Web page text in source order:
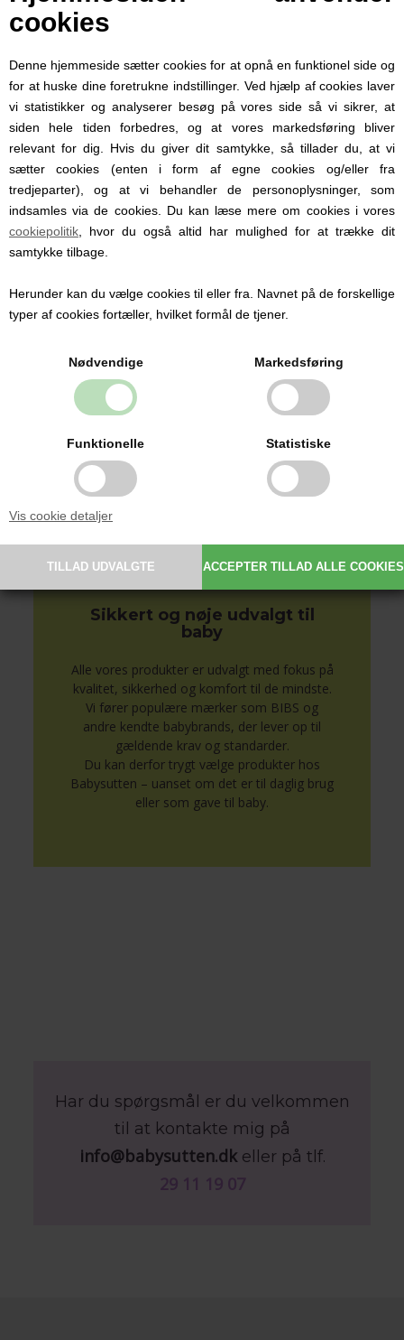
cookies
Denne hjemmeside sætter cookies for at opnå en funktionel side og
for at huske dine foretrukne indstillinger. Ved hjælp af cookies laver
vi statistikker og analyserer besøg på vores side så vi sikrer, at
siden hele tiden forbedres, og at vores markedsføring bliver
relevant for dig. Hvis du giver dit samtykke, så tillader du, at vi
sætter cookies (enten i form af egne cookies og/eller fra
tredjeparter), og at vi behandler de personoplysninger, som
indsamles via de cookies. Du kan læse mere om cookies i vores
cookiepolitik , hvor du også altid har mulighed for at trække dit
samtykke tilbage.
Herunder kan du vælge cookies til eller fra. Navnet på de forskellige
typer af cookies fortæller, hvilket formål de tjener.
Nødvendige Markedsføring
Funktionelle Statistiske
Vis cookie detaljer
Alt i alt en super lækker hat til den nyfødte
kommer, eller som barselsgave.
Hatten ligger i 4 størrelser:
56/62 (3 - 6 måneder)
68/74 (6 - 12 måneder)
80/86 (12-18 måneder)
92/98 (2-3 år)
navn
personlige babyprodukter med navn. Vi
tilbyder blandt andet sutter med navn,
nusseklude og babytæpper, hvor du kan få
indgraveret eller broderet barnets navn og
Personlige produkter gør hverdagen
nemmere og er samtidig en oplagt gaveidé
til barsel, dåb og babyshower.
Se alle produkter med navn her
Sikkert og nøje udvalgt til
baby
Alle vores produkter er udvalgt med fokus på
kvalitet, sikkerhed og komfort til de mindste.
Vi fører populære mærker som BIBS og
andre kendte babybrands, der lever op til
gældende krav og standarder.
Du kan derfor trygt vælge produkter hos
Babysutten – uanset om det er til daglig brug
eller som gave til baby.
Har du spørgsmål er du velkommen
til at kontakte mig på
info@babysutten.dkeller på tlf.
29 11 19 07